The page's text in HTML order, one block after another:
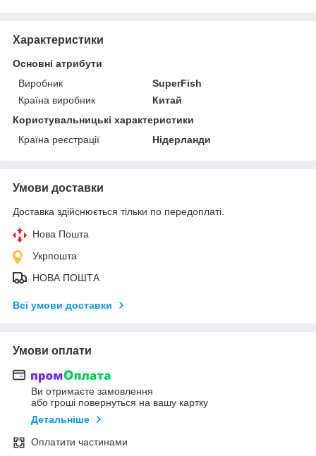
Характеристики
Основні атрибути
Виробник
SuperFish
Країна виробник
Китай
Користувальницькі характеристики
Країна реєстрації
Нідерланди
Умови доставки
Доставка здійснюється тільки по передоплаті.
Нова Пошта
Укрпошта
НОВА ПОШТА
Всі умови доставки
Умови оплати
Ви отримаєте замовлення
або гроші повернуться на вашу картку
Детальніше
Оплатити частинами